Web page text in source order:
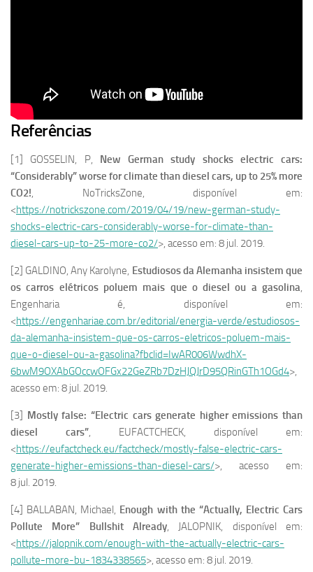
Referências
[1] GOSSELIN, P, New German study shocks electric cars:
“Considerably” worse for climate than diesel cars, up to 25% more
CO2!, NoTricksZone, disponível em:
<https://notrickszone.com/2019/04/19/new-german-study-
shocks-electric-cars-considerably-worse-for-climate-than-
diesel-cars-up-to-25-more-co2/>, acesso em: 8 jul. 2019.
[2] GALDINO, Any Karolyne, Estudiosos da Alemanha insistem que
os carros elétricos poluem mais que o diesel ou a gasolina,
Engenharia é, disponível em:
<https://engenhariae.com.br/editorial/energia-verde/estudiosos-
da-alemanha-insistem-que-os-carros-eletricos-poluem-mais-
que-o-diesel-ou-a-gasolina?fbclid=IwAR006WwdhX-
6bwM9OXAbGOccwOFGx22GeZRb7DzHJQJrD95QRinGTh1OGd4>,
acesso em: 8 jul. 2019.
[3] Mostly false: “Electric cars generate higher emissions than
diesel cars”, EUFACTCHECK, disponível em:
<https://eufactcheck.eu/factcheck/mostly-false-electric-cars-
generate-higher-emissions-than-diesel-cars/>, acesso em:
8 jul. 2019.
[4] BALLABAN, Michael, Enough with the “Actually, Electric Cars
Pollute More” Bullshit Already, JALOPNIK, disponível em:
<https://jalopnik.com/enough-with-the-actually-electric-cars-
pollute-more-bu-1834338565>, acesso em: 8 jul. 2019.